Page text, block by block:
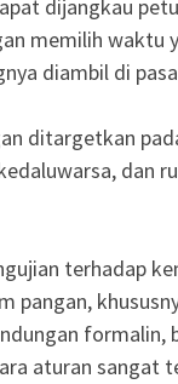
dijangkau
memilih waktu
diambil di
ditargetkan
dan
terhadap
pangan,
formalin,
aturan sangat